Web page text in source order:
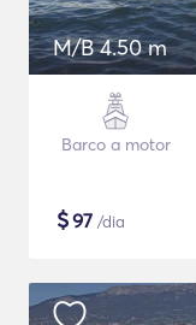
M/B 4.50 m
Barco a motor
$97 /dia